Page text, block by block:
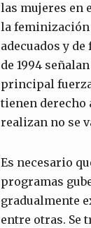
las mujeres en
la feminización
adecuados y
de 1994
principal fuerza
tienen derecho
realizan no se
Es necesario
programas
gradualmente
entre otras. Se